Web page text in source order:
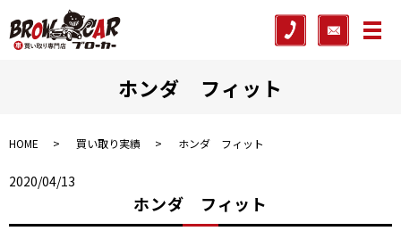
メ
ホンダ フィット
HOME 買い取り実績 ホンダ フィット
2020/04/13
ホンダ フィット